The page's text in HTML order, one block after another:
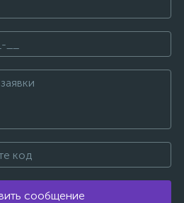
сообщение